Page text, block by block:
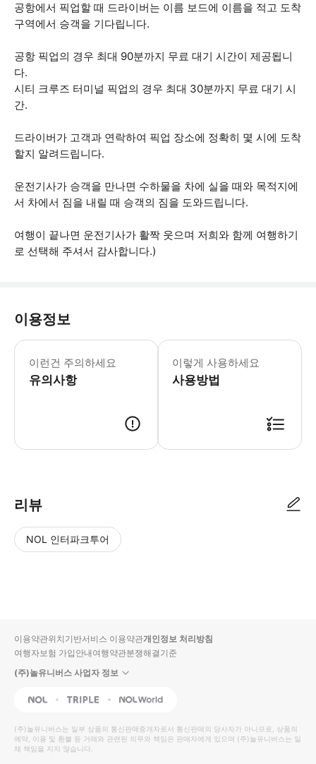
공항에서 픽업할 때 드라이버는 이름 보드에 이름을 적고 도착
구역에서 승객을 기다립니다.
공항 픽업의 경우 최대 90분까지 무료 대기 시간이 제공됩니
다.
시티 크루즈 터미널 픽업의 경우 최대 30분까지 무료 대기 시
간.
드라이버가 고객과 연락하여 픽업 장소에 정확히 몇 시에 도착
할지 알려드립니다.
운전기사가 승객을 만나면 수하물을 차에 실을 때와 목적지에
서 차에서 짐을 내릴 때 승객의 짐을 도와드립니다.
여행이 끝나면 운전기사가 활짝 웃으며 저희와 함께 여행하기
로 선택해 주셔서 감사합니다.)
이용정보
이런건 주의하세요
유의사항
히드로 공항에서 픽업 서비스를 받으
이렇게 사용하세요
사용방법
리뷰
NOL 인터파크투어
입니
다.
높
은
순
동
영
상
순
상
이용약관위치기반서비스 이용약관개인정보 처리방침
여행자보험 가입안내여행약관분쟁해결기준
(주)놀유니버스 사업자 정보
NOL Triple Interpark Global
(주)놀유니버스는 일부 상품의 통신판매중개자로서 통신판매의 당사자가 아니므로, 상품의
예약, 이용 및 환불 등 거래와 관련된 의무와 책임은 판매자에게 있으며 (주)놀유니버스는 일
체 책임을 지지 않습니다.